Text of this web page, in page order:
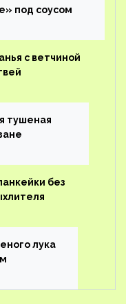
под соусом
с ветчиной
тушеная
без
лука